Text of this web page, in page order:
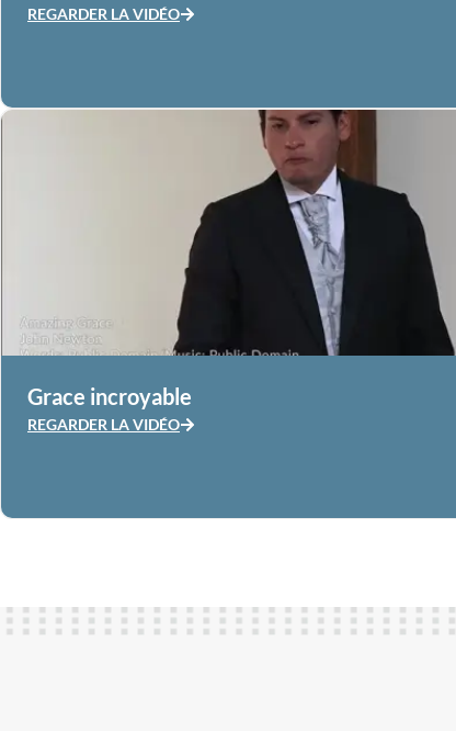
REGARDER LA VIDÉO
Grace incroyable
REGARDER LA VIDÉO